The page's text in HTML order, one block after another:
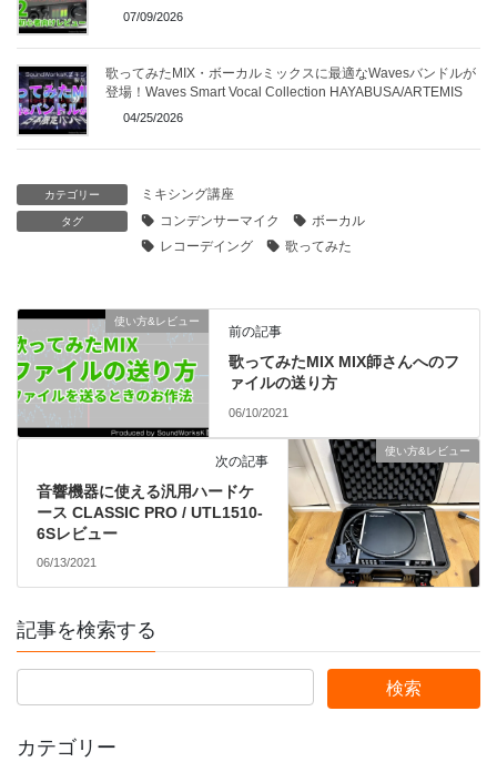
07/09/2026
歌ってみたMIX・ボーカルミックスに最適なWavesバンドルが
登場！Waves Smart Vocal Collection HAYABUSA/ARTEMIS
04/25/2026
カテゴリー ミキシング講座
タグ コンデンサーマイク
ボーカル
レコーデイング
歌ってみた
使い方&レビュー
前の記事
歌ってみたMIX MIX師さんへのフ
ァイルの送り方
06/10/2021
使い方&レビュー
次の記事
音響機器に使える汎用ハードケ
ース CLASSIC PRO / UTL1510-
6Sレビュー
06/13/2021
記事を検索する
カテゴリー